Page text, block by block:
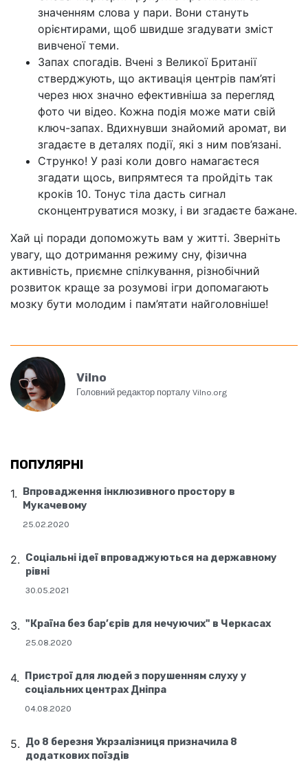
значенням слова у пари. Вони стануть
орієнтирами, щоб швидше згадувати зміст
вивченої теми.
Запах спогадів. Вчені з Великої Британії
стверджують, що активація центрів пам’яті
через нюх значно ефективніша за перегляд
фото чи відео. Кожна подія може мати свій
ключ-запах. Вдихнувши знайомий аромат, ви
згадаєте в деталях події, які з ним пов’язані.
Струнко! У разі коли довго намагаєтеся
згадати щось, випрямтеся та пройдіть так
кроків 10. Тонус тіла дасть сигнал
сконцентруватися мозку, і ви згадаєте бажане.
Хай ці поради допоможуть вам у житті. Зверніть
увагу, що дотримання режиму сну, фізична
активність, приємне спілкування, різнобічний
розвиток краще за розумові ігри допомагають
мозку бути молодим і пам’ятати найголовніше!
Vilno
Головний редактор порталу Vilno.org
ПОПУЛЯРНІ
Впровадження інклюзивного простору в
Мукачевому
25.02.2020
Соціальні ідеї впроваджуються на державному
рівні
30.05.2021
"Країна без бар’єрів для нечуючих" в Черкасах
25.08.2020
Пристрої для людей з порушенням слуху у
соціальних центрах Дніпра
04.08.2020
До 8 березня Укрзалізниця призначила 8
додаткових поїздів